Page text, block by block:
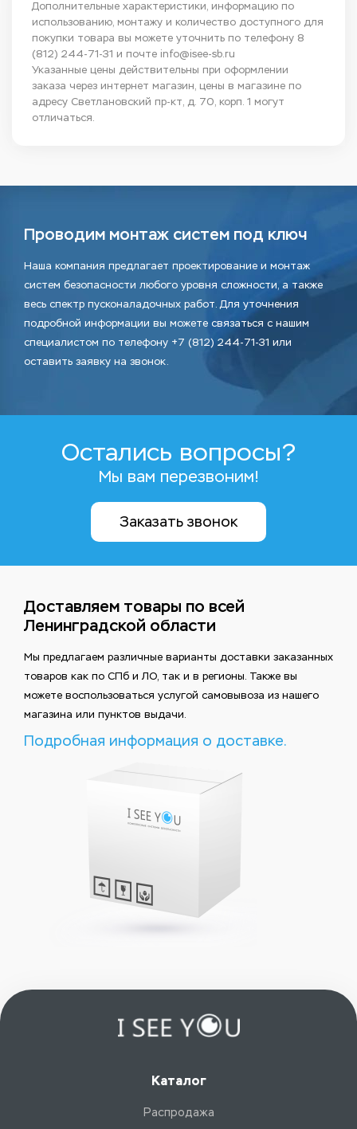
Дополнительные характеристики, информацию по
использованию, монтажу и количество доступного для
покупки товара вы можете уточнить по телефону 8
(812) 244-71-31 и почте info@isee-sb.ru
Указанные цены действительны при оформлении
заказа через интернет магазин, цены в магазине по
адресу Светлановский пр-кт, д. 70, корп. 1 могут
отличаться.
Проводим монтаж систем под ключ
Наша компания предлагает проектирование и монтаж
систем безопасности любого уровня сложности, а также
весь спектр пусконаладочных работ. Для уточнения
подробной информации вы можете связаться с нашим
специалистом по телефону +7 (812) 244-71-31 или
оставить заявку на звонок.
Остались вопросы?
Мы вам перезвоним!
Заказать звонок
Доставляем товары по всей
Ленинградской области
Мы предлагаем различные варианты доставки заказанных
товаров как по СПб и ЛО, так и в регионы. Также вы
можете воспользоваться услугой самовывоза из нашего
магазина или пунктов выдачи.
Подробная информация о доставке.
Каталог
Распродажа